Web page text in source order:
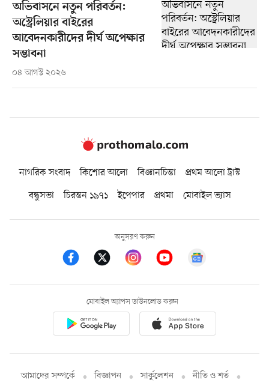
অভিবাসনে নতুন পরিবর্তন:
অস্ট্রেলিয়ার বাইরের
আবেদনকারীদের দীর্ঘ অপেক্ষার
সম্ভাবনা
০৪ আগস্ট ২০২৬
নাগরিক সংবাদ কিশোর আলো বিজ্ঞানচিন্তা
প্রথম আলো ট্রাস্ট
বন্ধুসভা
চিরন্তন ১৯৭১ ইপেপার প্রথমা মোবাইল ভ্যাস
অনুসরণ করুন
মোবাইল অ্যাপস ডাউনলোড করুন
আমাদের সম্পর্কে বিজ্ঞাপন সার্কুলেশন নীতি ও শর্ত